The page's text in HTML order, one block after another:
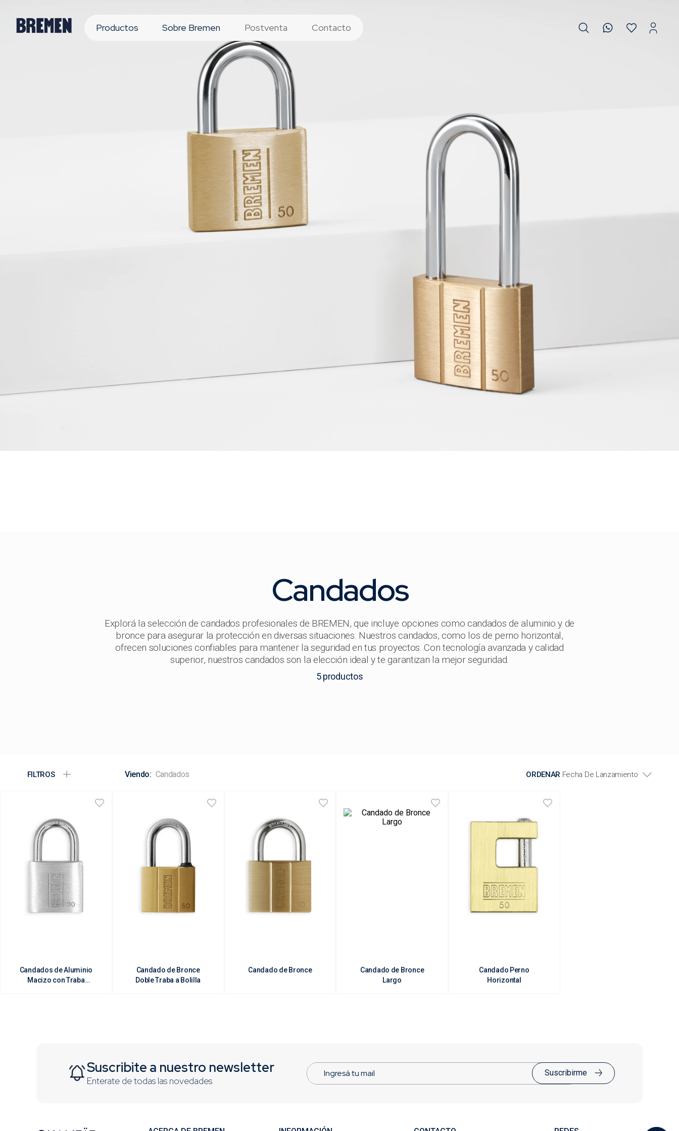
Productos Sobre Bremen Postventa Contacto
Candados
Explorá la selección de candados profesionales de BREMEN, que incluye opciones como candados de aluminio y de
bronce para asegurar la protección en diversas situaciones. Nuestros candados, como los de perno horizontal,
ofrecen soluciones confiables para mantener la seguridad en tus proyectos. Con tecnología avanzada y calidad
superior, nuestros candados son la elección ideal y te garantizan la mejor seguridad.
5productos
FILTROS Candados ORDENAR Fecha De Lanzamiento
Candados de Aluminio
Macizo con Traba
Candado de Bronce
Doble Traba a Bolilla
Candado de Bronce
Candado de Bronce
Largo
Candado Perno
Horizontal
Suscribite a nuestro newsletter
Enterate de todas las novedades
Suscribirme